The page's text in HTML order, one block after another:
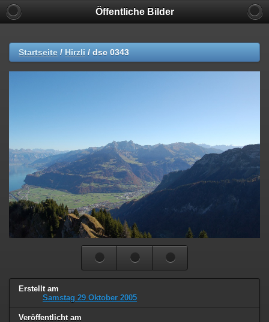
Öffentliche Bilder
Startseite / Hirzli / dsc 0343
Erstellt am
Samstag 29 Oktober 2005
Veröffentlicht am